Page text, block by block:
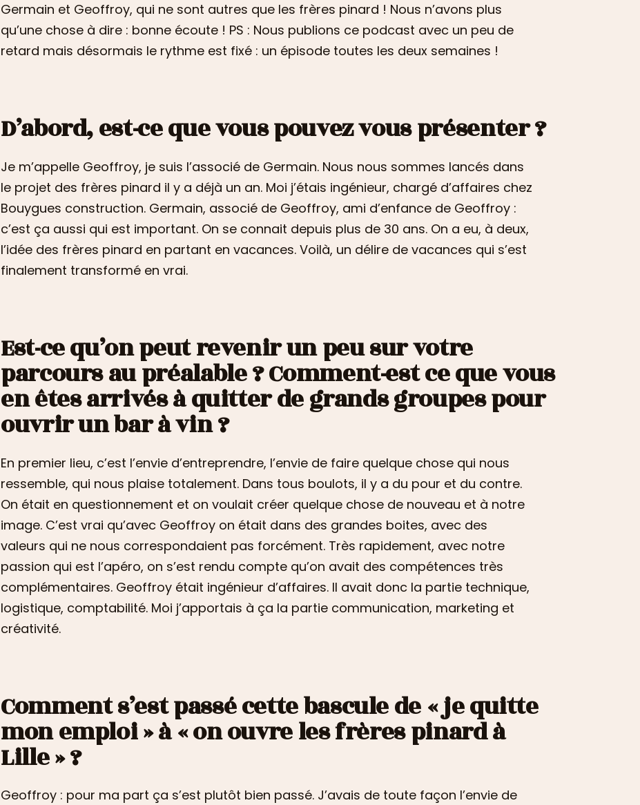
Germain et Geoffroy, qui ne sont autres que les frères pinard ! Nous n’avons plus
qu’une chose à dire : bonne écoute ! PS : Nous publions ce podcast avec un peu de
retard mais désormais le rythme est fixé : un épisode toutes les deux semaines !
D’abord, est-ce que vous pouvez vous présenter ?
Je m’appelle Geoffroy, je suis l’associé de Germain. Nous nous sommes lancés dans
le projet des frères pinard il y a déjà un an. Moi j’étais ingénieur, chargé d’affaires chez
Bouygues construction. Germain, associé de Geoffroy, ami d’enfance de Geoffroy :
c’est ça aussi qui est important. On se connait depuis plus de 30 ans. On a eu, à deux,
l’idée des frères pinard en partant en vacances. Voilà, un délire de vacances qui s’est
finalement transformé en vrai.
Est-ce qu’on peut revenir un peu sur votre
parcours au préalable ? Comment-est ce que vous
en êtes arrivés à quitter de grands groupes pour
ouvrir un bar à vin ?
En premier lieu, c’est l’envie d’entreprendre, l’envie de faire quelque chose qui nous
ressemble, qui nous plaise totalement. Dans tous boulots, il y a du pour et du contre.
On était en questionnement et on voulait créer quelque chose de nouveau et à notre
image. C’est vrai qu’avec Geoffroy on était dans des grandes boites, avec des
valeurs qui ne nous correspondaient pas forcément. Très rapidement, avec notre
passion qui est l’apéro, on s’est rendu compte qu’on avait des compétences très
complémentaires. Geoffroy était ingénieur d’affaires. Il avait donc la partie technique,
logistique, comptabilité. Moi j’apportais à ça la partie communication, marketing et
créativité.
Comment s’est passé cette bascule de « je quitte
mon emploi » à « on ouvre les frères pinard à
Lille » ?
Geoffroy : pour ma part ça s’est plutôt bien passé. J’avais de toute façon l’envie de